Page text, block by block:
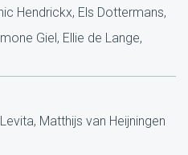
Hendrickx, Els Dottermans,
Giel, Ellie de Lange,
Matthijs van Heijningen